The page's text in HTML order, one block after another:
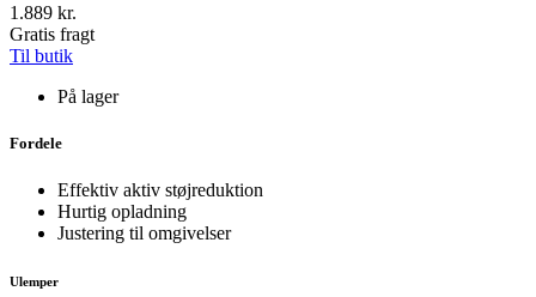
1.889 kr.
Gratis fragt
Til butik
På lager
Fordele
Effektiv aktiv støjreduktion
Hurtig opladning
Justering til omgivelser
Ulemper